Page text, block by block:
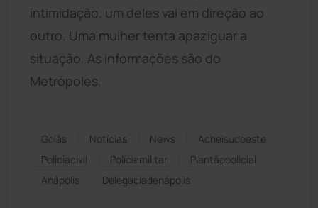
intimidação, um deles vai em direção ao
outro. Uma mulher tenta apaziguar a
situação. As informações são do
Metrópoles.
Goiás Notícias News
Acheisudoeste
Políciacivil
Políciamilitar
Plantãopolicial
Anápolis
Delegaciadenápolis